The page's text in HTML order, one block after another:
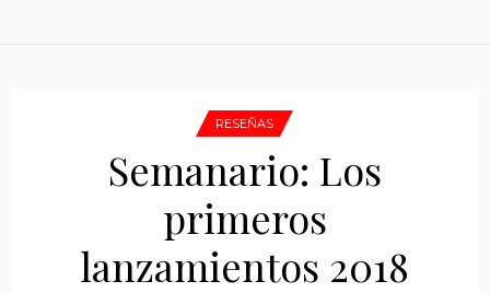
RESEÑAS
Semanario: Los
primeros
lanzamientos 2018